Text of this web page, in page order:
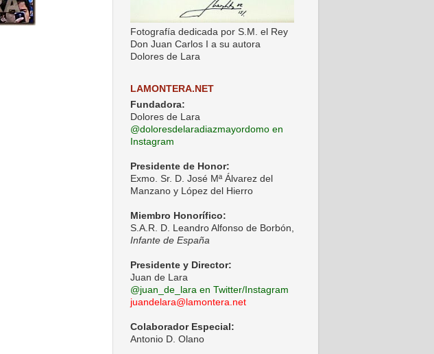
Fotografía dedicada por S.M. el Rey
Don Juan Carlos I a su autora
Dolores de Lara
LAMONTERA.NET
Fundadora:
Dolores de Lara
@doloresdelaradiazmayordomo en
Instagram
Presidente de Honor:
Exmo. Sr. D. José Mª Álvarez del
Manzano y López del Hierro
Miembro Honorífico:
S.A.R. D. Leandro Alfonso de Borbón,
Infante de España
Presidente y Director:
Juan de Lara
@juan_de_lara en Twitter/Instagram
juandelara@lamontera.net
Colaborador Especial:
Antonio D. Olano